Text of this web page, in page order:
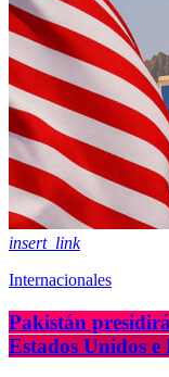
insert_link
Internacionales
Pakistán
Estados Unidos e